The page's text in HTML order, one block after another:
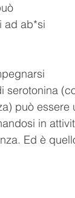
ad ab*si
serotonina
può
in
Ed è